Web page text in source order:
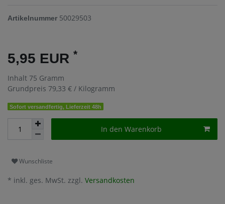
Artikelnummer 50029503
5,95 EUR *
Inhalt 75 Gramm
Grundpreis 79,33 € / Kilogramm
Sofort versandfertig, Lieferzeit 48h
In den Warenkorb
Wunschliste
* inkl. ges. MwSt. zzgl. Versandkosten